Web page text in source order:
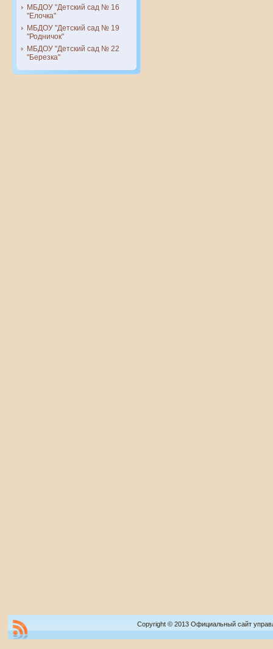
МБДОУ "Детский сад № 16
"Елочка"
МБДОУ "Детский сад № 19
"Родничок"
МБДОУ "Детский сад № 22
"Березка"
Copyright © 2013 Официальный сайт